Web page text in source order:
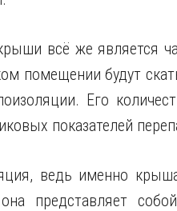
всё же является
помещении будут
Его
показателей
ведь именно
представляет